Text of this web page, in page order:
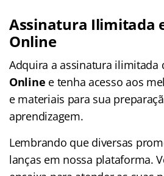
Assinatura Ilimitada
Online
Adquira a assinatura ilimitada
Online e tenha acesso aos
e materiais para sua
aprendizagem.
Lembrando que diversas
lanças em nossa plataforma.